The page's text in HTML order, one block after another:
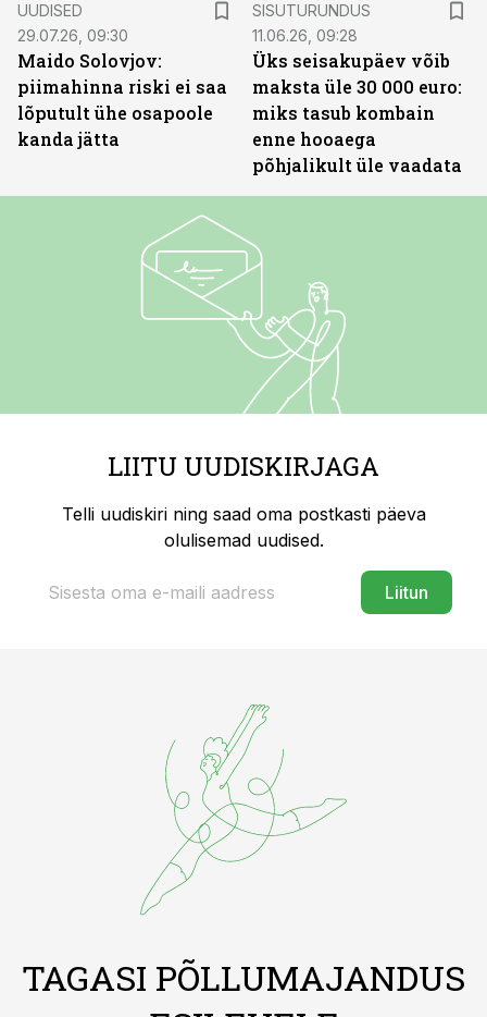
UUDISED
29.07.26, 09:30
Maido Solovjov:
piimahinna riski ei saa
lõputult ühe osapoole
kanda jätta
SISUTURUNDUS
11.06.26, 09:28
Üks seisakupäev võib
maksta üle 30 000 euro:
miks tasub kombain
enne hooaega
põhjalikult üle vaadata
LIITU UUDISKIRJAGA
Telli uudiskiri ning saad oma postkasti päeva
olulisemad uudised.
Liitun
TAGASI PÕLLUMAJANDUS